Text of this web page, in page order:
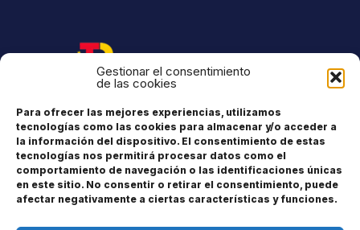
Gestionar el consentimiento
de las cookies
Para ofrecer las mejores experiencias, utilizamos
tecnologías como las cookies para almacenar y/o acceder a
la información del dispositivo. El consentimiento de estas
tecnologías nos permitirá procesar datos como el
comportamiento de navegación o las identificaciones únicas
en este sitio. No consentir o retirar el consentimiento, puede
afectar negativamente a ciertas características y funciones.
Dirección: Bravo Murillo, 122-C91, 28020 Madrid España